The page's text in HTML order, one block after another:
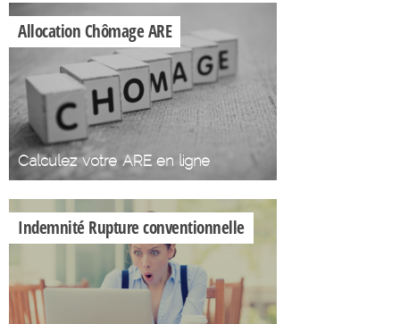
Allocation Chômage ARE
Calculez votre ARE en ligne
Indemnité Rupture conventionnelle